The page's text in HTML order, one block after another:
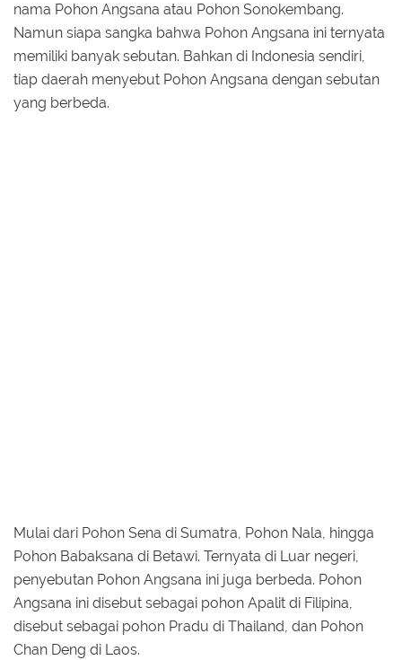
nama Pohon Angsana atau Pohon Sonokembang.
Namun siapa sangka bahwa Pohon Angsana ini ternyata
memiliki banyak sebutan. Bahkan di Indonesia sendiri,
tiap daerah menyebut Pohon Angsana dengan sebutan
yang berbeda.
Mulai dari Pohon Sena di Sumatra, Pohon Nala, hingga
Pohon Babaksana di Betawi. Ternyata di Luar negeri,
penyebutan Pohon Angsana ini juga berbeda. Pohon
Angsana ini disebut sebagai pohon Apalit di Filipina,
disebut sebagai pohon Pradu di Thailand, dan Pohon
Chan Deng di Laos.